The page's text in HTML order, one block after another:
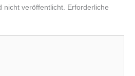
nicht veröffentlicht. Erforderliche